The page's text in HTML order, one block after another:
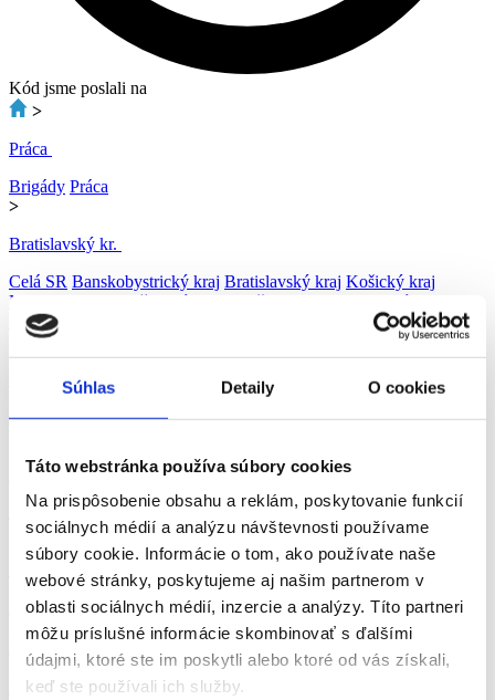
Súhlas Detaily O cookies
Táto webstránka používa súbory cookies
Na prispôsobenie obsahu a reklám, poskytovanie funkcií
sociálnych médií a analýzu návštevnosti používame
súbory cookie. Informácie o tom, ako používate naše
webové stránky, poskytujeme aj našim partnerom v
oblasti sociálnych médií, inzercie a analýzy. Títo partneri
môžu príslušné informácie skombinovať s ďalšími
údajmi, ktoré ste im poskytli alebo ktoré od vás získali,
keď ste používali ich služby.
Kód jsme poslali na
>
Práca
Brigády Práca
>
Bratislavský kr.
Celá SR Banskobystrický kraj Bratislavský kraj Košický kraj
Nitriansky kraj
Prešovský kraj Trenčiansky kraj
Trnavský kraj
Žilinský kraj
Ok. Bratislava
Bratislava Malacky Pezinok Senec
Bratislava
Bratislava
Management
AdministratívaAutomobilový priemysel Ubytovanie, cestovný ruch,
gastronómia Chémia a potravinárstvo Doprava a zásobovanie
Ekonomika
poisťovníctvo Informačné technológie Tvorivá práca a kultúra
Management Marketing, reklama a médiá